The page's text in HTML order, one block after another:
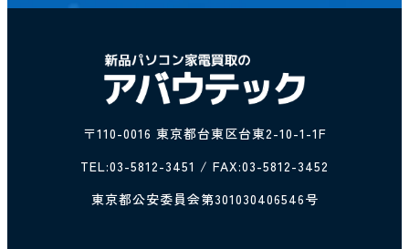
〒110-0016 東京都台東区台東2-10-1-1F
TEL:03-5812-3451 / FAX:03-5812-3452
東京都公安委員会第301030406546号